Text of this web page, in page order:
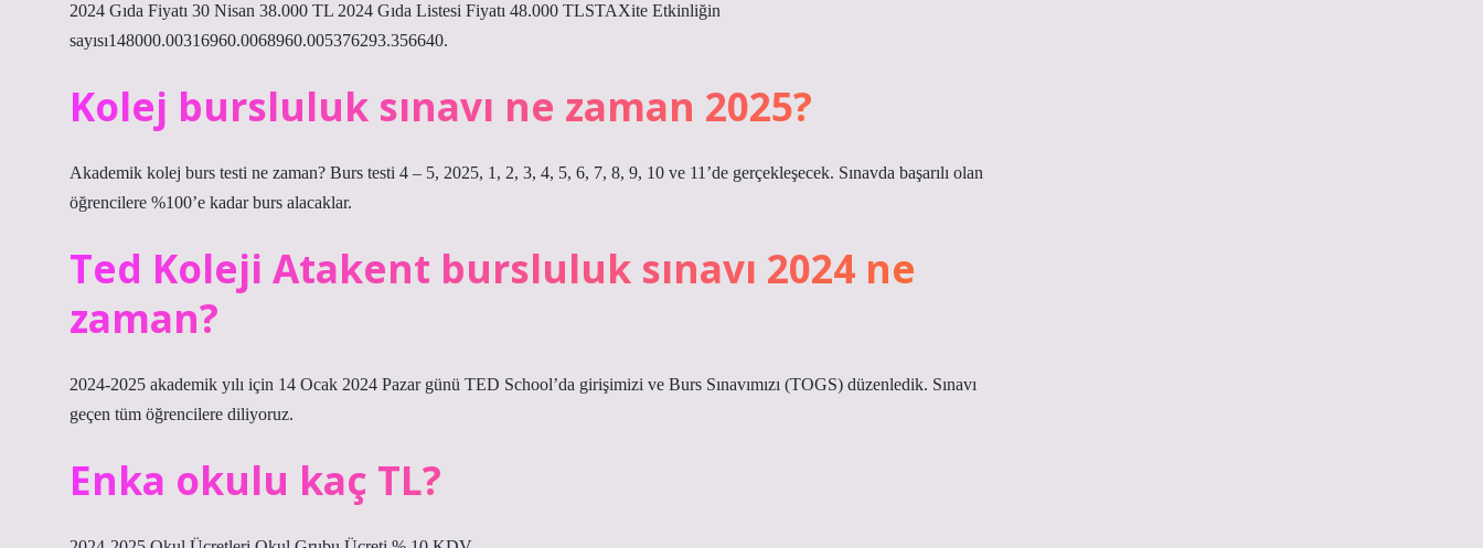
2024 Gıda Fiyatı 30 Nisan 38.000 TL 2024 Gıda Listesi Fiyatı 48.000 TLSTAXite Etkinliğin
sayısı148000.00316960.0068960.005376293.356640.
Kolej bursluluk sınavı ne zaman 2025?
Akademik kolej burs testi ne zaman? Burs testi 4 – 5, 2025, 1, 2, 3, 4, 5, 6, 7, 8, 9, 10 ve 11’de gerçekleşecek. Sınavda başarılı olan
öğrencilere %100’e kadar burs alacaklar.
Ted Koleji Atakent bursluluk sınavı 2024 ne
zaman?
2024-2025 akademik yılı için 14 Ocak 2024 Pazar günü TED School’da girişimizi ve Burs Sınavımızı (TOGS) düzenledik. Sınavı
geçen tüm öğrencilere diliyoruz.
Enka okulu kaç TL?